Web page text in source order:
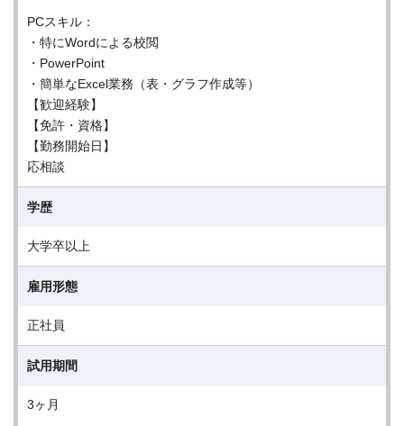
PCスキル：
・特にWordによる校閲
・PowerPoint
・簡単なExcel業務（表・グラフ作成等）
【歓迎経験】
【免許・資格】
【勤務開始日】
応相談
学歴
大学卒以上
雇用形態
正社員
試用期間
3ヶ月